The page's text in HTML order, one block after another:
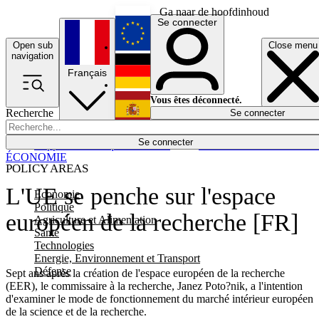
Ga naar de hoofdinhoud
Open sub
navigation
Close menu
Recherche
Se connecter
POLICY AREAS
Economie
Politique
Agriculture et Alimentation
Santé
Technologies
Energie, Environnement et Transport
Défense
Économie
Français
English
Deutsch
Español
Se connecter
Vous êtes déconnecté.
Se connecter
L'UE se penche sur l'espace
européen de la recherche [FR]
Sept ans après la création de l'espace européen de la recherche
(EER), le commissaire à la recherche, Janez Poto?nik, a l'intention
d'examiner le mode de fonctionnement du marché intérieur européen
de la science et de la recherche.
ÉCONOMIE